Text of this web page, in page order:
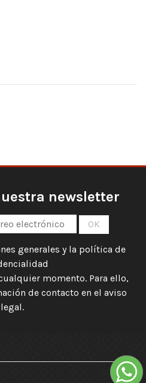
newsletter
generales y la política de
momento. Para ello,
de contacto en el aviso
legal.